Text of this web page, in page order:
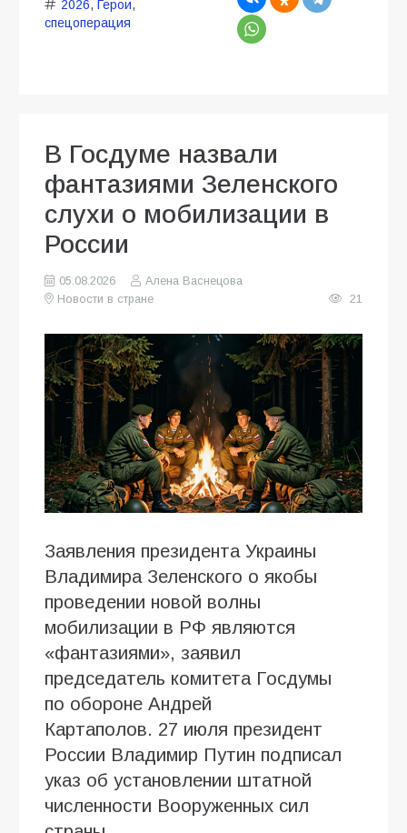
2026, Герои,
спецоперация
В Госдуме назвали
фантазиями Зеленского
слухи о мобилизации в
России
05.08.2026
Алена Васнецова
Новости в стране
21
Заявления президента Украины
Владимира Зеленского о якобы
проведении новой волны
мобилизации в РФ являются
«фантазиями», заявил
председатель комитета Госдумы
по обороне Андрей
Картаполов. 27 июля президент
России Владимир Путин подписал
указ об установлении штатной
численности Вооруженных сил